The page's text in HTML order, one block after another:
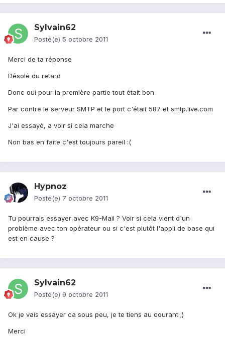
Sylvain62
Posté(e) 5 octobre 2011
Merci de ta réponse
Désolé du retard
Donc oui pour la première partie tout était bon
Par contre le serveur SMTP et le port c'était 587 et smtp.live.com
J'ai essayé, a voir si cela marche
Non bas en faite c'est toujours pareil :(
Hypnoz
Posté(e) 7 octobre 2011
Tu pourrais essayer avec K9-Mail ? Voir si cela vient d'un
problème avec ton opérateur ou si c'est plutôt l'appli de base qui
est en cause ?
Sylvain62
Posté(e) 9 octobre 2011
Ok je vais essayer ca sous peu, je te tiens au courant ;)
Merci